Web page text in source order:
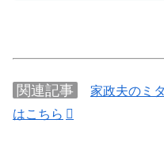
関連記事
家政夫のミ
はこちら